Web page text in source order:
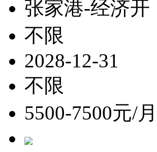
张家港-经济开
不限
2028-12-31
不限
5500-7500元/月